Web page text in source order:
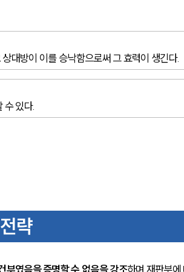
대방이 이를 승낙함으로써 그 효력이 생긴다.
수 있다.
략
부였음을 증명할 수 없음을 강조하며 재판부에